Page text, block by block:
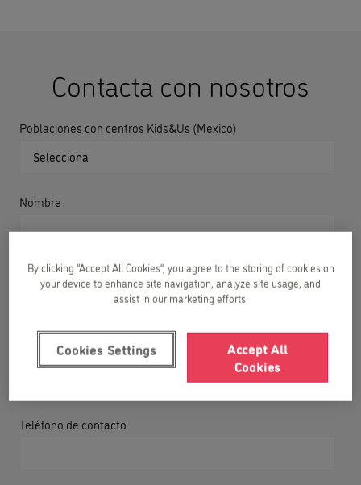
Contacta con nosotros
Poblaciones con centros Kids&Us (Mexico)
Nombre
Apellidos
Correo electrónico
Teléfono de contacto
By clicking “Accept All Cookies”, you agree to the storing of cookies on
your device to enhance site navigation, analyze site usage, and
assist in our marketing efforts.
Accept All
Cookies
Cookies Settings